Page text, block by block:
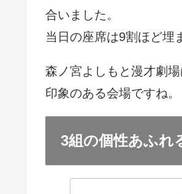
合いました。
当日の座席は9割ほど埋
森ノ宮よしもと漫才劇
印象のある会場ですね。
3組の個性あふれ